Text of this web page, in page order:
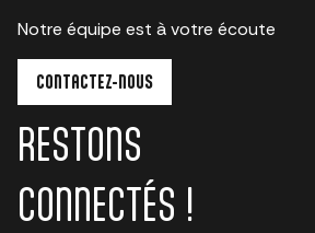
Notre équipe est à votre écoute
CONTACTEZ-NOUS
RESTONS
CONNECTÉS !